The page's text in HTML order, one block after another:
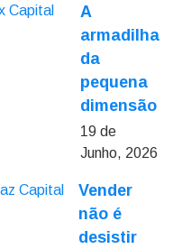
A
armadilha
da
pequena
dimensão
19 de
Junho, 2026
Vender
não é
desistir